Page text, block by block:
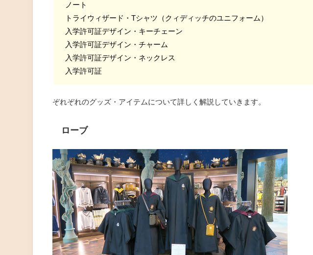
ノート
トライウィザード・Tシャツ（クィディッチのユニフォーム）
入学許可証デザイン・キーチェーン
入学許可証デザイン・チャーム
入学許可証デザイン・ネックレス
入学許可証
ぞれぞれのグッズ・アイテムについて詳しく解説していきます。
ローブ